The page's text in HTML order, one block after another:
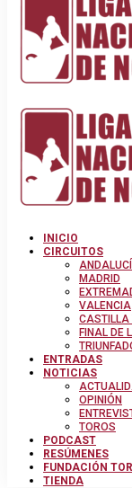
INICIO
CIRCUITOS
MADRID
VALENCIA
CASTILLA
FINAL DE
ENTRADAS
NOTICIAS
OPINIÓN
TOROS
PODCAST
RESÚMENES
FUNDACIÓN
TIENDA